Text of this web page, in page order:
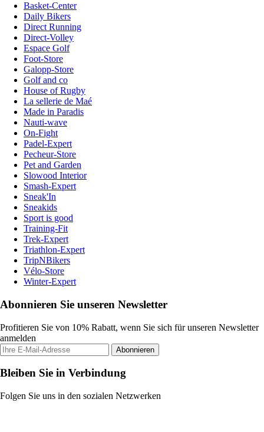
Basket-Center
Daily Bikers
Direct Running
Direct-Volley
Espace Golf
Foot-Store
Galopp-Store
Golf and co
House of Rugby
La sellerie de Maé
Made in Paradis
Nauti-wave
On-Fight
Padel-Expert
Pecheur-Store
Pet and Garden
Slowood Interior
Smash-Expert
Sneak'In
Sneakids
Sport is good
Training-Fit
Trek-Expert
Triathlon-Expert
TripNBikers
Vélo-Store
Winter-Expert
Abonnieren Sie unseren Newsletter
Profitieren Sie von 10% Rabatt, wenn Sie sich für unseren Newsletter
anmelden
Abonnieren
Bleiben Sie in Verbindung
Folgen Sie uns in den sozialen Netzwerken